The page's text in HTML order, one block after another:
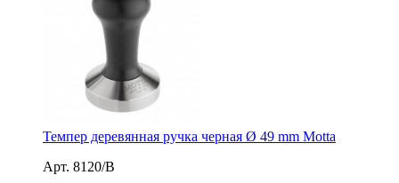
Темпер деревянная ручка черная Ø 49 mm Motta
Арт. 8120/B